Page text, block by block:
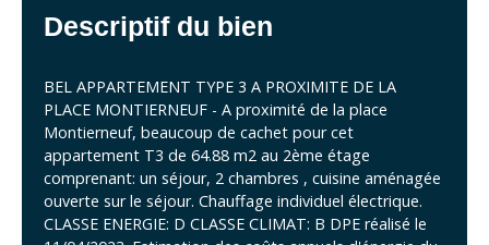
Descriptif du bien
BEL APPARTEMENT TYPE 3 A PROXIMITE DE LA
PLACE MONTIERNEUF - A proximité de la place
Montierneuf, beaucoup de cachet pour cet
appartement T3 de 64.88 m2 au 2ème étage
comprenant: un séjour, 2 chambres , cuisine aménagée
ouverte sur le séjour. Chauffage individuel électrique.
CLASSE ENERGIE: D CLASSE CLIMAT: B DPE réalisé le